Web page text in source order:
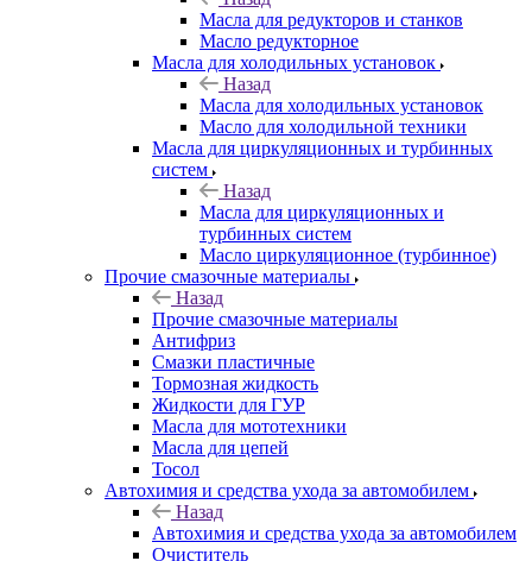
Масла для редукторов и станков
Масло редукторное
Масла для холодильных установок
Назад
Масла для холодильных установок
Масло для холодильной техники
Масла для циркуляционных и турбинных
систем
Назад
Масла для циркуляционных и
турбинных систем
Масло циркуляционное (турбинное)
Прочие смазочные материалы
Назад
Прочие смазочные материалы
Антифриз
Смазки пластичные
Тормозная жидкость
Жидкости для ГУР
Масла для мототехники
Масла для цепей
Тосол
Автохимия и средства ухода за автомобилем
Назад
Автохимия и средства ухода за автомобилем
Очиститель